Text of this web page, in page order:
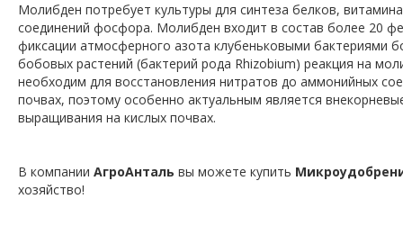
Молибден потребует культуры для синтеза белков,
соединений фосфора. Молибден входит в состав более 20
фиксации атмосферного азота клубеньковыми бактериями
бобовых растений (бактерий рода Rhizobium) реакция на
необходим для восстановления нитратов до аммонийных
почвах, поэтому особенно актуальным является
выращивания на кислых почвах.
В компании АгроАнталь вы можете купить
хозяйство!